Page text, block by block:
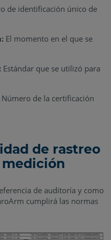
de identificación único de
El momento en el que se
Estándar que se utilizó para
Número de la certificación
de rastreo
medición
de auditoría y como
cumplirá las normas